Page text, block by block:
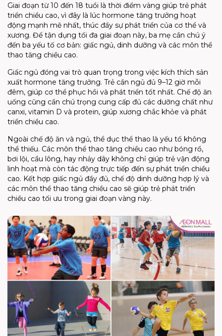
Giai đoạn từ 10 đến 18 tuổi là thời điểm vàng giúp trẻ phát
triển chiều cao, vì đây là lúc hormone tăng trưởng hoạt
động mạnh mẽ nhất, thúc đẩy sự phát triển của cơ thể và
xương. Để tận dụng tối đa giai đoạn này, ba mẹ cần chú ý
đến ba yếu tố cơ bản: giấc ngủ, dinh dưỡng và các môn thể
thao tăng chiều cao.
Giấc ngủ đóng vai trò quan trọng trong việc kích thích sản
xuất hormone tăng trưởng. Trẻ cần ngủ đủ 9–12 giờ mỗi
đêm, giúp cơ thể phục hồi và phát triển tốt nhất. Chế độ ăn
uống cũng cần chú trọng cung cấp đủ các dưỡng chất như
canxi, vitamin D và protein, giúp xương chắc khỏe và phát
triển chiều cao.
Ngoài chế độ ăn và ngủ, thể dục thể thao là yếu tố không
thể thiếu. Các môn thể thao tăng chiều cao như bóng rổ,
bơi lội, cầu lông, hay nhảy dây không chỉ giúp trẻ vận động
linh hoạt mà còn tác động trực tiếp đến sự phát triển chiều
cao. Kết hợp giấc ngủ đầy đủ, chế độ dinh dưỡng hợp lý và
các môn thể thao tăng chiều cao sẽ giúp trẻ phát triển
chiều cao tối ưu trong giai đoạn vàng này.